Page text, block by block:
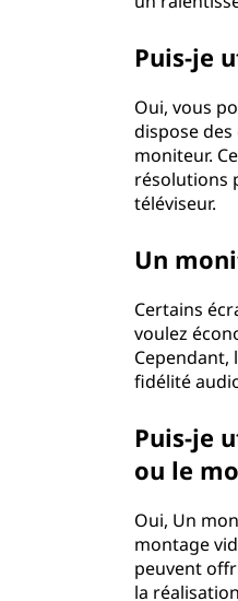
Puis-je
Oui, vous
dispose
moniteur.
résolutions
téléviseur.
Un
Certains
voulez
Cependant,
fidélité
Puis-je
ou le
Oui, Un
montage
peuvent
la